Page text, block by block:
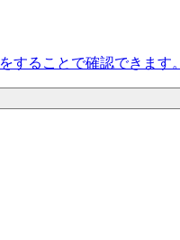
をすることで確認できます。